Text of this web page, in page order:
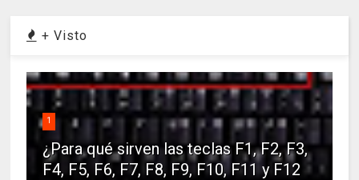
+ Visto
1
¿Para qué sirven las teclas F1, F2, F3,
F4, F5, F6, F7, F8, F9, F10, F11 y F12